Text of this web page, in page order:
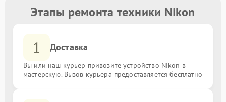
Этапы ремонта техники Nikon
1 Доставка
Вы или наш курьер привозите устройство Nikon в
мастерскую. Вызов курьера предоставляется бесплатно